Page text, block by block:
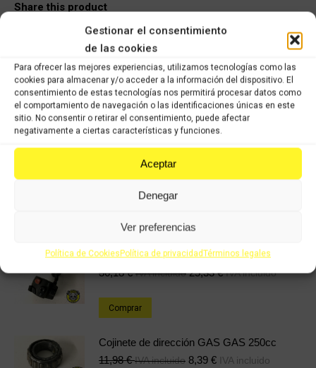
Gestionar el consentimiento
de las cookies
Para ofrecer las mejores experiencias, utilizamos tecnologías como las
cookies para almacenar y/o acceder a la información del dispositivo. El
consentimiento de estas tecnologías nos permitirá procesar datos como
el comportamiento de navegación o las identificaciones únicas en este
sitio. No consentir o retirar el consentimiento, puede afectar
negativamente a ciertas características y funciones.
Aceptar
Denegar
Ver preferencias
Política de CookiesPolítica de privacidadTérminos legales
Share this product
on
X
Share
on
Facebook
on
Pinterest
on
LinkedIn
Productos relacionados
450 2001
Comprar
Piña izquierda Gasgas EC 450 2001
36,18€ IVA incluido 25,33€ IVA incluido
Comprar
Cojinete de dirección GAS GAS 250cc
11,98€ IVA incluido 8,39 € IVA incluido